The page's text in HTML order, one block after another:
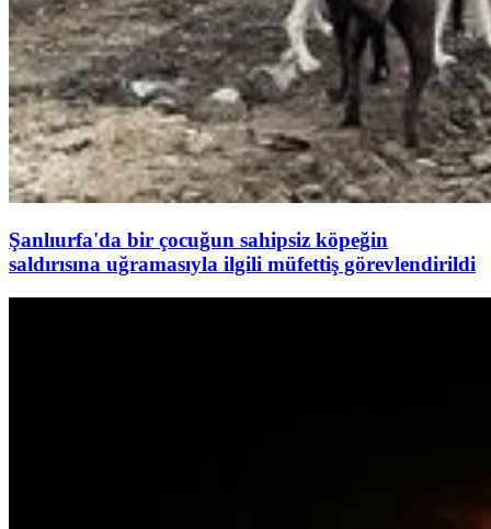
Şanlıurfa'da bir çocuğun sahipsiz köpeğin
saldırısına uğramasıyla ilgili müfettiş görevlendirildi